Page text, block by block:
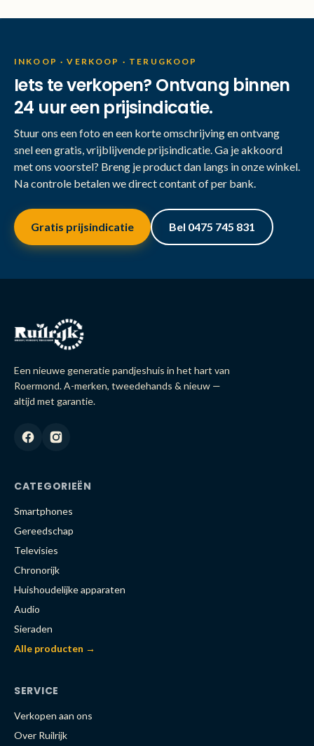
INKOOP · VERKOOP · TERUGKOOP
Iets te verkopen? Ontvang binnen
24 uur een prijsindicatie.
Stuur ons een foto en een korte omschrijving en ontvang
snel een gratis, vrijblijvende prijsindicatie. Ga je akkoord
met ons voorstel? Breng je product dan langs in onze winkel.
Na controle betalen we direct contant of per bank.
Gratis prijsindicatie Bel 0475 745 831
Een nieuwe generatie pandjeshuis in het hart van
Roermond. A-merken, tweedehands & nieuw —
altijd met garantie.
CATEGORIEËN
Smartphones
Gereedschap
Televisies
Chronorijk
Huishoudelijke apparaten
Audio
Sieraden
Alle producten →
SERVICE
Verkopen aan ons
Over Ruilrijk